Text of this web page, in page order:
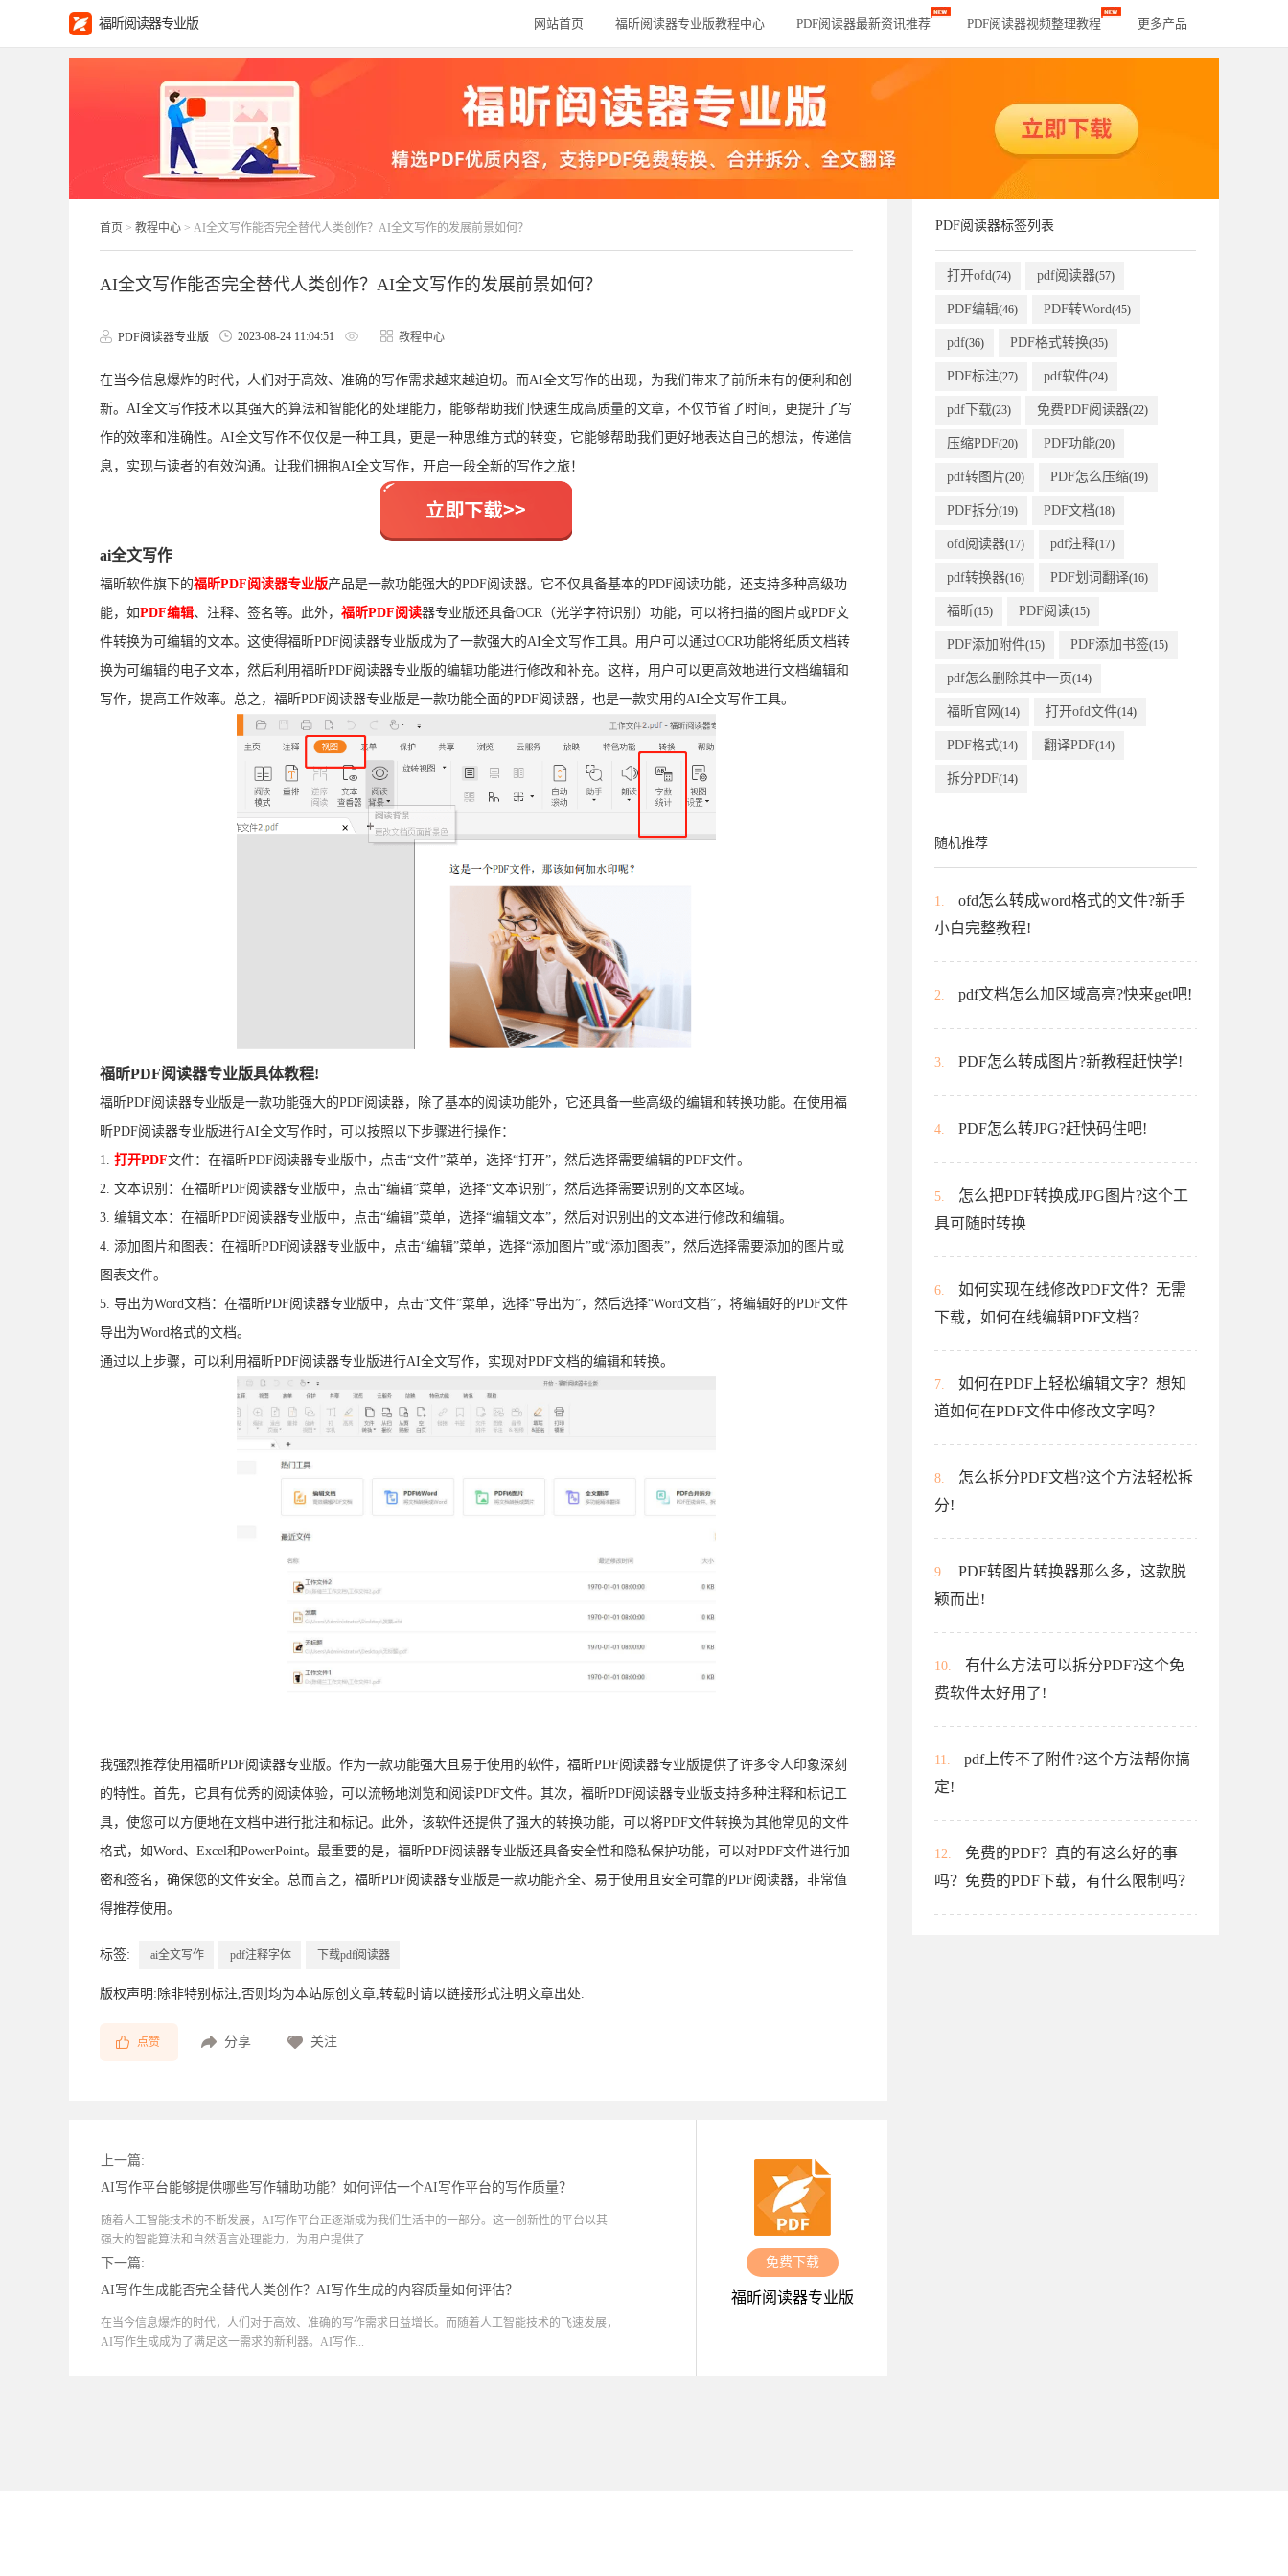
福昕阅读器专业版 网站首页 福昕阅读器专业版教程中心 PDF阅读器最新资讯推荐 PDF阅读器视频整理教程 更多产品
首页 > 教程中心 > AI全文写作能否完全替代人类创作？AI全文写作的发展前景如何？
AI全文写作能否完全替代人类创作？AI全文写作的发展前景如何？
PDF阅读器专业版 2023-08-24 11:04:51 教程中心
在当今信息爆炸的时代，人们对于高效、准确的写作需求越来越迫切。而AI全文写作的出现，为我们带来了前所未有的便利和创
新。AI全文写作技术以其强大的算法和智能化的处理能力，能够帮助我们快速生成高质量的文章，不仅节省了时间，更提升了写
作的效率和准确性。AI全文写作不仅仅是一种工具，更是一种思维方式的转变，它能够帮助我们更好地表达自己的想法，传递信
息，实现与读者的有效沟通。让我们拥抱AI全文写作，开启一段全新的写作之旅！
ai全文写作
福昕软件旗下的福昕PDF阅读器专业版产品是一款功能强大的PDF阅读器。它不仅具备基本的PDF阅读功能，还支持多种高级功
能，如PDF编辑、注释、签名等。此外， 福昕PDF阅读器专业版还具备OCR（光学字符识别）功能，可以将扫描的图片或PDF文
件转换为可编辑的文本。这使得福昕PDF阅读器专业版成为了一款强大的AI全文写作工具。用户可以通过OCR功能将纸质文档转
换为可编辑的电子文本，然后利用福昕PDF阅读器专业版的编辑功能进行修改和补充。这样，用户可以更高效地进行文档编辑和
写作，提高工作效率。总之，福昕PDF阅读器专业版是一款功能全面的PDF阅读器，也是一款实用的AI全文写作工具。
福昕PDF阅读器专业版具体教程!
福昕PDF阅读器专业版是一款功能强大的PDF阅读器，除了基本的阅读功能外，它还具备一些高级的编辑和转换功能。在使用福
昕PDF阅读器专业版进行AI全文写作时，可以按照以下步骤进行操作：
1. 打开PDF文件：在福昕PDF阅读器专业版中，点击“文件”菜单，选择“打开”，然后选择需要编辑的PDF文件。
2. 文本识别：在福昕PDF阅读器专业版中，点击“编辑”菜单，选择“文本识别”，然后选择需要识别的文本区域。
3. 编辑文本：在福昕PDF阅读器专业版中，点击“编辑”菜单，选择“编辑文本”，然后对识别出的文本进行修改和编辑。
4. 添加图片和图表：在福昕PDF阅读器专业版中，点击“编辑”菜单，选择“添加图片”或“添加图表”，然后选择需要添加的图片或
图表文件。
5. 导出为Word文档：在福昕PDF阅读器专业版中，点击“文件”菜单，选择“导出为”，然后选择“Word文档”，将编辑好的PDF文件
导出为Word格式的文档。
通过以上步骤，可以利用福昕PDF阅读器专业版进行AI全文写作，实现对PDF文档的编辑和转换。
我强烈推荐使用福昕PDF阅读器专业版。作为一款功能强大且易于使用的软件，福昕PDF阅读器专业版提供了许多令人印象深刻
的特性。首先，它具有优秀的阅读体验，可以流畅地浏览和阅读PDF文件。其次，福昕PDF阅读器专业版支持多种注释和标记工
具，使您可以方便地在文档中进行批注和标记。此外，该软件还提供了强大的转换功能，可以将PDF文件转换为其他常见的文件
格式，如Word、Excel和PowerPoint。最重要的是，福昕PDF阅读器专业版还具备安全性和隐私保护功能，可以对PDF文件进行加
密和签名，确保您的文件安全。总而言之，福昕PDF阅读器专业版是一款功能齐全、易于使用且安全可靠的PDF阅读器，非常值
得推荐使用。
标签: ai全文写作 pdf注释字体 下载pdf阅读器
版权声明:除非特别标注,否则均为本站原创文章,转载时请以链接形式注明文章出处.
点赞 分享 关注
上一篇:
AI写作平台能够提供哪些写作辅助功能？如何评估一个AI写作平台的写作质量？
随着人工智能技术的不断发展，AI写作平台正逐渐成为我们生活中的一部分。这一创新性的平台以其
强大的智能算法和自然语言处理能力，为用户提供了...
下一篇:
AI写作生成能否完全替代人类创作？AI写作生成的内容质量如何评估？
在当今信息爆炸的时代，人们对于高效、准确的写作需求日益增长。而随着人工智能技术的飞速发展，
AI写作生成成为了满足这一需求的新利器。AI写作...
福昕阅读器专业版
免费下载
PDF阅读器标签列表
打开ofd(74) pdf阅读器(57)
PDF编辑(46) PDF转Word(45)
pdf(36) PDF格式转换(35)
PDF标注(27) pdf软件(24)
pdf下载(23) 免费PDF阅读器(22)
压缩PDF(20) PDF功能(20)
pdf转图片(20) PDF怎么压缩(19)
PDF拆分(19) PDF文档(18)
ofd阅读器(17) pdf注释(17)
pdf转换器(16) PDF划词翻译(16)
福昕(15) PDF阅读(15)
PDF添加附件(15) PDF添加书签(15)
pdf怎么删除其中一页(14)
福昕官网 (14) 打开ofd文件(14)
PDF格式(14) 翻译PDF(14)
拆分PDF(14)
随机推荐
1.
ofd怎么转成word格式的文件?新手
小白完整教程!
2. pdf文档怎么加区域高亮?快来get吧!
3. PDF怎么转成图片?新教程赶快学!
4. PDF怎么转JPG?赶快码住吧!
5.
怎么把PDF转换成JPG图片?这个工
具可随时转换
6.
如何实现在线修改PDF文件？无需
下载，如何在线编辑PDF文档？
7.
如何在PDF上轻松编辑文字？想知
道如何在PDF文件中修改文字吗？
8.
怎么拆分PDF文档?这个方法轻松拆
分!
9.
PDF转图片转换器那么多，这款脱
颖而出!
10.
有什么方法可以拆分PDF?这个免
费软件太好用了!
11.
pdf上传不了附件?这个方法帮你搞
定!
12.
免费的PDF？真的有这么好的事
吗？免费的PDF下载，有什么限制吗？